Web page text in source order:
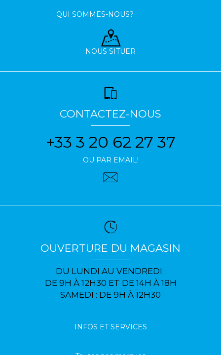
QUI SOMMES-NOUS?
NOUS SITUER
CONTACTEZ-NOUS
+33 3 20 62 27 37
OU PAR EMAIL!
OUVERTURE DU MAGASIN
DU LUNDI AU VENDREDI :
DE 9H À 12H30 ET DE 14H À 18H
SAMEDI : DE 9H À 12H30
INFOS ET SERVICES